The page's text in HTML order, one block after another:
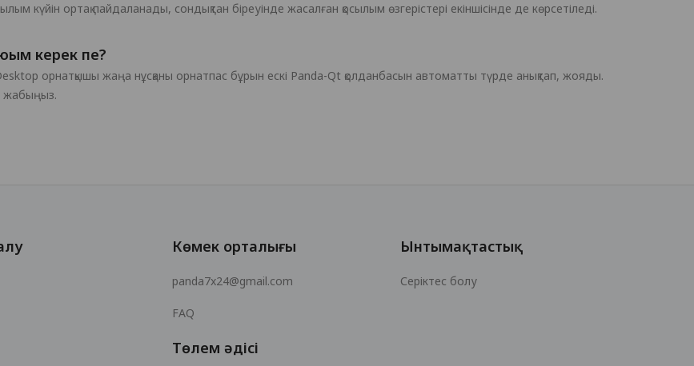
күйін ортақ пайдаланады, сондықтан біреуінде жасалған қосылым өзгерістері екіншісінде де көрсетіледі.
керек пе?
орнатқышы жаңа нұсқаны орнатпас бұрын ескі Panda-Qt қолданбасын автоматты түрде анықтап, жояды.
жабыңыз.
Көмек орталығы
panda7x24@gmail.com
FAQ
Ынтымақтастық
Серіктес болу
Төлем әдісі